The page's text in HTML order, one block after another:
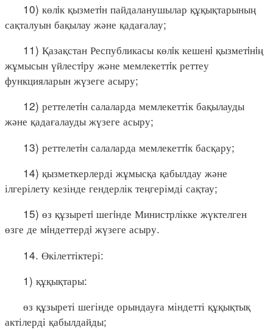
10) көлiк қызметiн пайдаланушылар құқықтарының
сақталуын бақылау және қадағалау;
11) Қазақстан Республикасы көлiк кешенi қызметiнiң
жұмысын үйлестiру және мемлекеттiк реттеу
функцияларын жүзеге асыру;
12) реттелетiн салаларда мемлекеттік бақылауды
және қадағалауды жүзеге асыру;
13) реттелетiн салаларда мемлекеттiк басқару;
14) қызметкерлерді жұмысқа қабылдау және
ілгерілету кезінде гендерлік теңгерімді сақтау;
15) өз құзыретi шегiнде Министрлікке жүктелген
өзге де мiндеттердi жүзеге асыру.
14. Өкілеттіктері:
1) құқықтары:
өз құзыреті шегінде орындауға міндетті құқықтық
актілерді қабылдайды;